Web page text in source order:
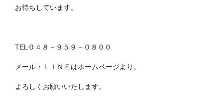
お待ちしています。
TEL０４８－９５９－０８００
メール・ＬＩＮＥはホームページより。
よろしくお願いいたします。